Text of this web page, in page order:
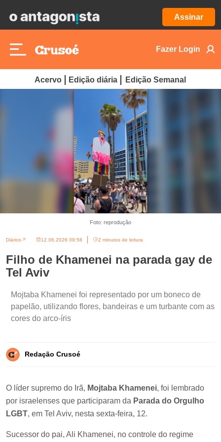
Assinar
Fazer Login
Acervo Edição diária Edição Semanal
Foto: reprodução
Diários 12.06.2026 09:58 2 minutos de leitura
Filho de Khamenei na parada gay de
Tel Aviv
Mojtaba Khamenei foi representado por um boneco de
papelão, utilizando flores, bandeiras e um turbante com as
cores do arco-íris
Redação Crusoé
O líder supremo do Irã, Mojtaba Khamenei, foi lembrado
por israelenses que participaram da Parada do Orgulho
LGBT, em Tel Aviv, nesta sexta-feira, 12.
Sucessor do pai, Ali Khamenei, no controle do regime